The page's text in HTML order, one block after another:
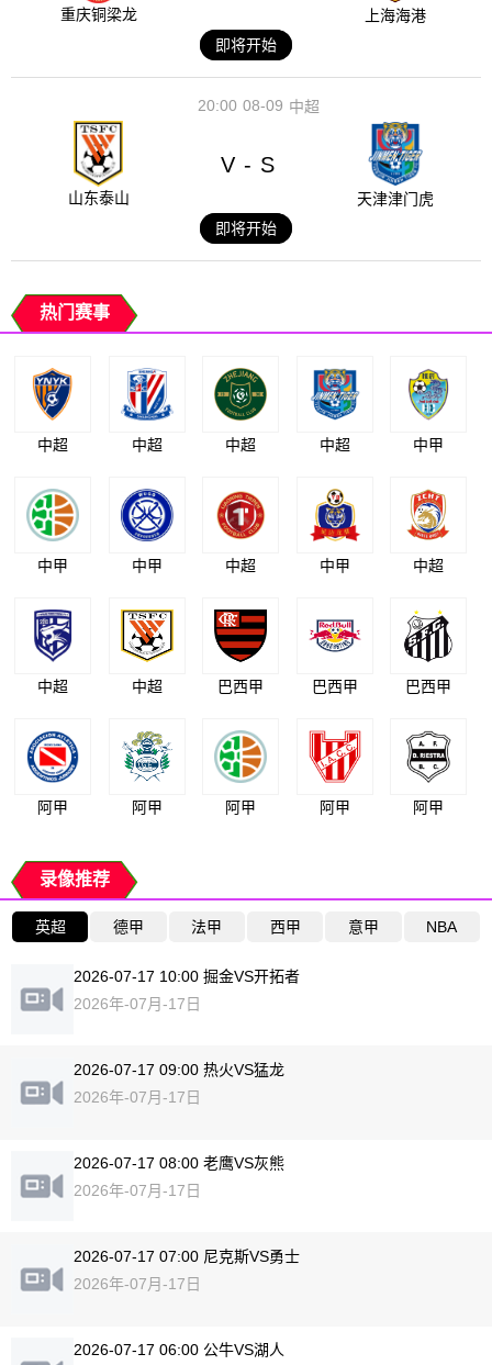
重庆铜梁龙
上海海港
即将开始
08-09
20:00 中超
山东泰山
V - S
天津津门虎
即将开始
热门赛事
中超 中超 中超 中超 中甲
中甲 中甲 中超 中甲 中超
中超 中超 巴西甲 巴西甲 巴西甲
阿甲 阿甲 阿甲 阿甲 阿甲
录像推荐
英超 德甲 法甲 西甲 意甲 NBA
2026-07-17 10:00 掘金VS开拓者
2026年-07月-17日
2026-07-17 09:00 热火VS猛龙
2026年-07月-17日
2026-07-17 08:00 老鹰VS灰熊
2026年-07月-17日
2026-07-17 07:00 尼克斯VS勇士
2026年-07月-17日
2026-07-17 06:00 公牛VS湖人